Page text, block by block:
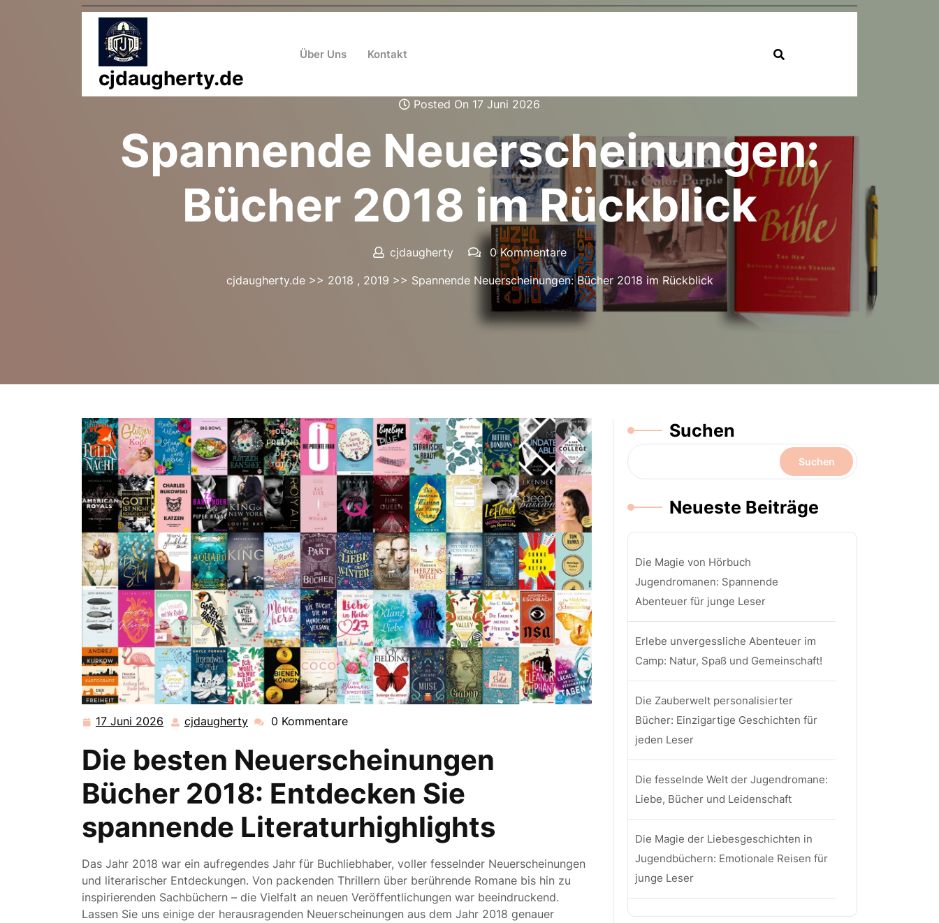
cjdaugherty.de
Über Uns Kontakt
Posted On 17 Juni 2026
Spannende Neuerscheinungen:
Bücher 2018 im Rückblick
cjdaugherty
0 Kommentare
cjdaugherty.de>> 2018 , 2019 >> Spannende Neuerscheinungen: Bücher 2018 im Rückblick
17 Juni 2026 17
2026
cjdaugherty cjdaugherty
0 Kommentare
Die besten Neuerscheinungen
Bücher 2018: Entdecken Sie
spannende Literaturhighlights
Das Jahr 2018 war ein aufregendes Jahr für Buchliebhaber, voller fesselnder Neuerscheinungen
und literarischer Entdeckungen. Von packenden Thrillern über berührende Romane bis hin zu
inspirierenden Sachbüchern – die Vielfalt an neuen Veröffentlichungen war beeindruckend.
Lassen Sie uns einige der herausragenden Neuerscheinungen aus dem Jahr 2018 genauer
Suchen
Suchen
Neueste Beiträge
Die Magie von Hörbuch
Jugendromanen: Spannende
Abenteuer für junge Leser
Erlebe unvergessliche Abenteuer im
Camp: Natur, Spaß und Gemeinschaft!
Die Zauberwelt personalisierter
Bücher: Einzigartige Geschichten für
jeden Leser
Die fesselnde Welt der Jugendromane:
Liebe, Bücher und Leidenschaft
Die Magie der Liebesgeschichten in
Jugendbüchern: Emotionale Reisen für
junge Leser